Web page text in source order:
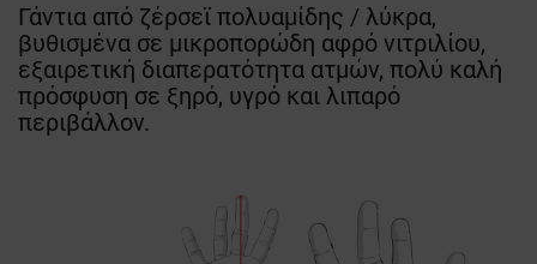
Γάντια από ζέρσεϊ πολυαμίδης / λύκρα,
βυθισμένα σε μικροπορώδη αφρό νιτριλίου,
εξαιρετική διαπερατότητα ατμών, πολύ καλή
πρόσφυση σε ξηρό, υγρό και λιπαρό
περιβάλλον.